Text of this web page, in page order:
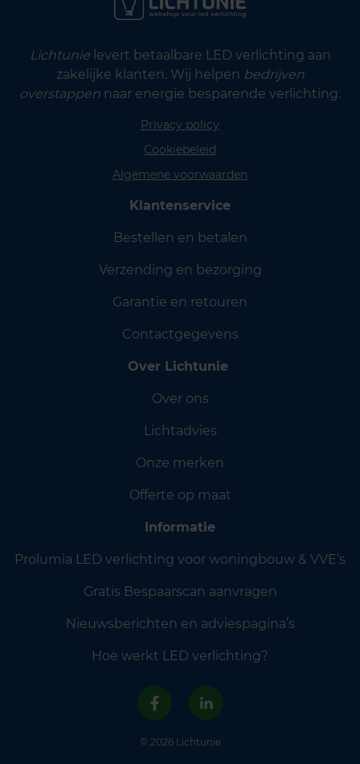
Lichtunielevert betaalbare LED verlichting aan
zakelijke klanten. Wij helpen bedrijven
overstappen naar energie besparende verlichting.
Privacy policy
Cookiebeleid
Algemene voorwaarden
Klantenservice
Bestellen en betalen
Verzending en bezorging
Garantie en retouren
Contactgegevens
Over Lichtunie
Over ons
Lichtadvies
Onze merken
Offerte op maat
Informatie
Prolumia LED verlichting voor woningbouw & VVE’s
Gratis Bespaarscan aanvragen
Nieuwsberichten en adviespagina’s
Hoe werkt LED verlichting?
© 2026 Lichtunie